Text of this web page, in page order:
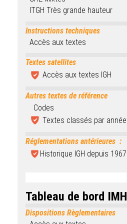
ITGH Très grande hauteur
Instructions techniques
Accès aux textes
Textes satellites
Accès aux textes IGH
Autres textes de référence
Codes
Textes classés par année
Réglementations antérieures :
Historique IGH depuis 1967
Tableau de bord IMH
Dispositions Règlementaires